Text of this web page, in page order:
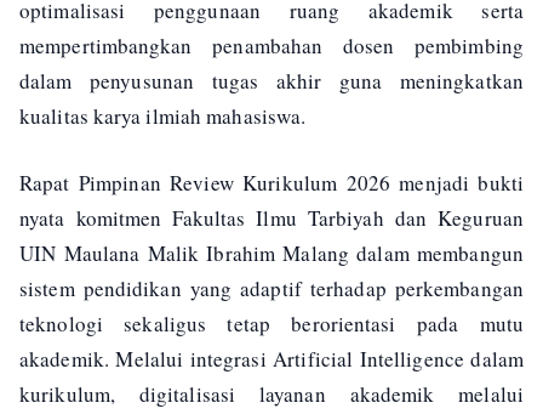
optimalisasi penggunaan ruang akademik serta
mempertimbangkan penambahan dosen pembimbing
dalam penyusunan tugas akhir guna meningkatkan
kualitas karya ilmiah mahasiswa.
Rapat Pimpinan Review Kurikulum 2026 menjadi bukti
nyata komitmen Fakultas Ilmu Tarbiyah dan Keguruan
UIN Maulana Malik Ibrahim Malang dalam membangun
sistem pendidikan yang adaptif terhadap perkembangan
teknologi sekaligus tetap berorientasi pada mutu
akademik. Melalui integrasi Artificial Intelligence dalam
kurikulum, digitalisasi layanan akademik melalui